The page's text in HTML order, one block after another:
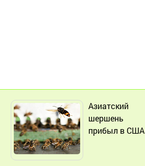
Азиатский
шершень
прибыл в США